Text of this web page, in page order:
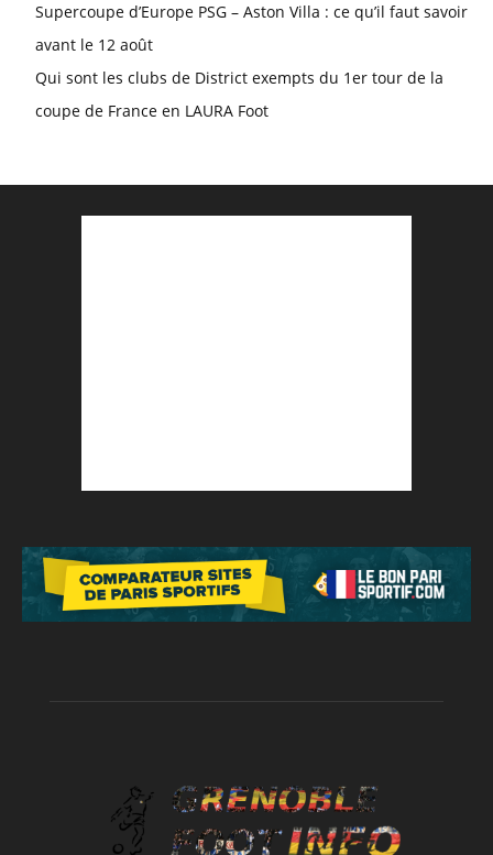
Supercoupe d’Europe PSG – Aston Villa : ce qu’il faut savoir
avant le 12 août
Qui sont les clubs de District exempts du 1er tour de la
coupe de France en LAURA Foot